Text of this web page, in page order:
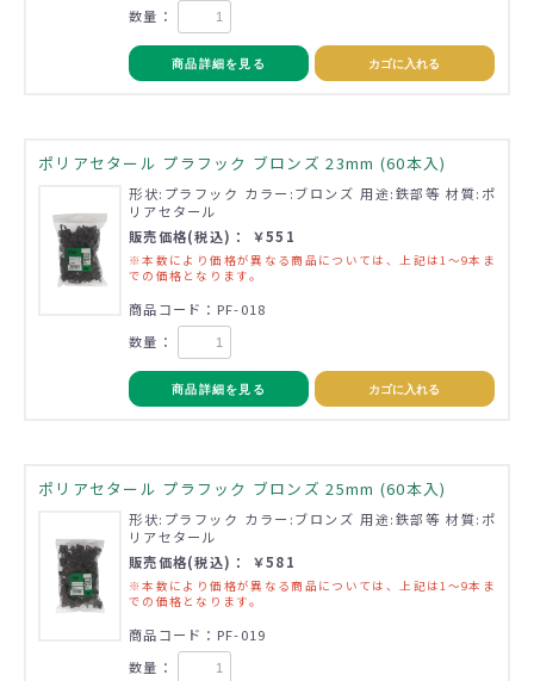
数量：
商品詳細を見る カゴに入れる
ポリアセタール プラフック ブロンズ 23mm (60本入)
形状:プラフック カラー:ブロンズ 用途:鉄部等 材質:ポ
リアセタール
販売価格(税込)： ￥551
※本数により価格が異なる商品については、上記は1～9本ま
での価格となります。
商品コード：PF-018
数量：
商品詳細を見る カゴに入れる
ポリアセタール プラフック ブロンズ 25mm (60本入)
形状:プラフック カラー:ブロンズ 用途:鉄部等 材質:ポ
リアセタール
販売価格(税込)： ￥581
※本数により価格が異なる商品については、上記は1～9本ま
での価格となります。
商品コード：PF-019
数量：